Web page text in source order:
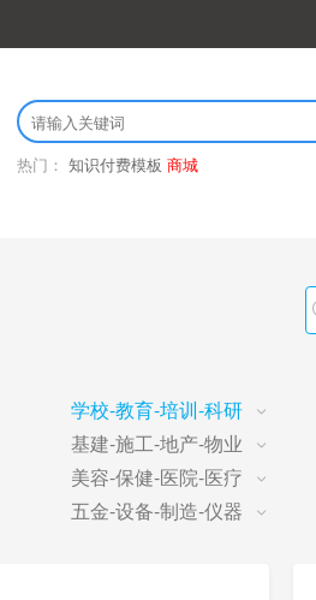
热门： 知识付费模板 商城
学校-教育-培训-科研
基建-施工-地产-物业
美容-保健-医院-医疗
五金-设备-制造-仪器